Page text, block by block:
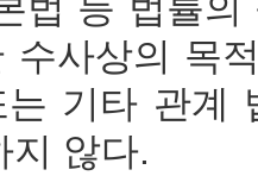
수사상의 목
기타 관계
지 않다.